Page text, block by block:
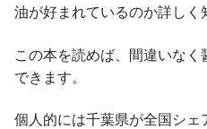
油が好まれているのか詳しく
この本を読めば、間違いな
できます。
個人的には千葉県が全国シ